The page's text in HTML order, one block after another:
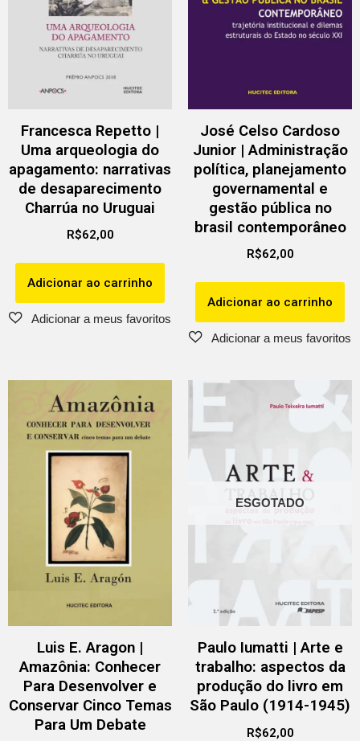
Francesca Repetto |
Uma arqueologia do
apagamento: narrativas
de desaparecimento
Charrúa no Uruguai
R$62,00
Adicionar ao carrinho
José Celso Cardoso
Junior | Administração
política, planejamento
governamental e
gestão pública no
brasil contemporâneo
R$62,00
Adicionar ao carrinho
Luis E. Aragon |
Amazônia: Conhecer
Para Desenvolver e
Conservar Cinco Temas
Para Um Debate
ESGOTADO
Paulo Iumatti | Arte e
trabalho: aspectos da
produção do livro em
São Paulo (1914-1945)
R$62,00